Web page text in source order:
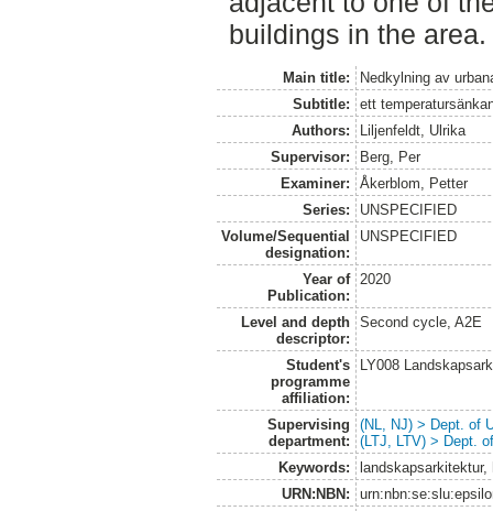
buildings in the area.
Main title:
Nedkylning av
Subtitle:
ett
Authors:
Liljenfeldt, Ulrika
Supervisor:
Berg, Per
Examiner:
Åkerblom, Petter
Series:
UNSPECIFIED
Volume/Sequential
designation:
UNSPECIFIED
Year of
Publication:
2020
Level and depth
descriptor:
Second cycle, A2E
Student's
programme
affiliation:
LY008
Supervising
department:
(NL, NJ) > Dept. of
(LTJ, LTV) > Dept.
Keywords:
URN:NBN: